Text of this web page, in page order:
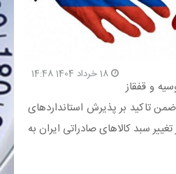
و قفقاز
تاکید بر پذیرش استانداردهای
سبد کالاهای صادراتی ایران به